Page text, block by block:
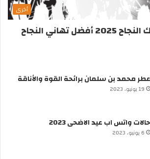
أخرى
عبارات الف مبروك النجاح 2025 أفضل تهاني النجاح
عطر محمد بن سلمان برائحة القوة والأناقة
19 يونيو، 2023
حالات واتس اب عيد الاضحى 2023
6 يونيو، 2023